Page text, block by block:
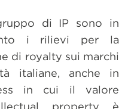
di IP sono in
i rilievi per la
di royalty sui marchi
italiane, anche in
in cui il valore
property è